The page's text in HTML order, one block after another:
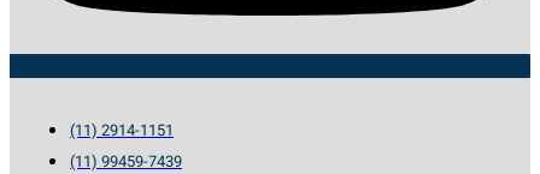
(11) 2914-1151
(11) 99459-7439